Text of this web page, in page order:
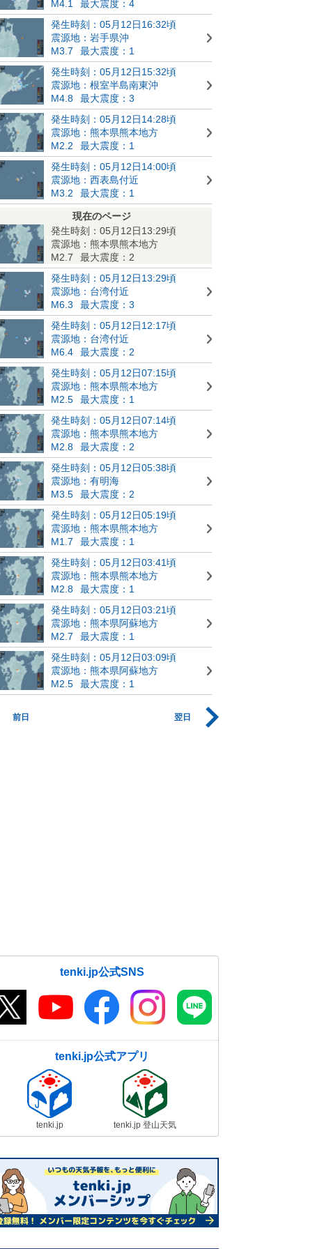
M4.1
最大震度：4
発生時刻：05月12日16:32頃
震源地：岩手県沖
M3.7
最大震度：1
発生時刻：05月12日15:32頃
震源地：根室半島南東沖
M4.8
最大震度：3
発生時刻：05月12日14:28頃
震源地：熊本県熊本地方
M2.2
最大震度：1
発生時刻：05月12日14:00頃
震源地：西表島付近
M3.2
最大震度：1
現在のページ
発生時刻：05月12日13:29頃
震源地：熊本県熊本地方
M2.7
最大震度：2
発生時刻：05月12日13:29頃
震源地：台湾付近
M6.3
最大震度：3
発生時刻：05月12日12:17頃
震源地：台湾付近
M6.4
最大震度：2
発生時刻：05月12日07:15頃
震源地：熊本県熊本地方
M2.5
最大震度：1
発生時刻：05月12日07:14頃
震源地：熊本県熊本地方
M2.8
最大震度：2
発生時刻：05月12日05:38頃
震源地：有明海
M3.5
最大震度：2
発生時刻：05月12日05:19頃
震源地：熊本県熊本地方
M1.7
最大震度：1
発生時刻：05月12日03:41頃
震源地：熊本県熊本地方
M2.8
最大震度：1
発生時刻：05月12日03:21頃
震源地：熊本県阿蘇地方
M2.7
最大震度：1
発生時刻：05月12日03:09頃
震源地：熊本県阿蘇地方
M2.5
最大震度：1
前日 翌日
tenki.jp公式SNS
tenki.jp公式アプリ
tenki.jp tenki.jp 登山天気